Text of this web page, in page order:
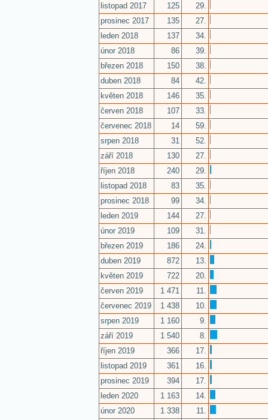
listopad 2017
125
29.
prosinec 2017
135
27.
leden 2018
137
34.
únor 2018
86
39.
březen 2018
150
38.
duben 2018
84
42.
květen 2018
146
35.
červen 2018
107
33.
červenec 2018
14
59.
srpen 2018
31
52.
září 2018
130
27.
říjen 2018
240
29.
listopad 2018
83
35.
prosinec 2018
99
34.
leden 2019
144
27.
únor 2019
109
31.
březen 2019
186
24.
duben 2019
872
13.
květen 2019
722
20.
červen 2019
1 471
11.
červenec 2019
1 438
10.
srpen 2019
1 160
9.
září 2019
1 540
8.
říjen 2019
366
17.
listopad 2019
361
16.
prosinec 2019
394
17.
leden 2020
1 163
14.
únor 2020
1 338 11.